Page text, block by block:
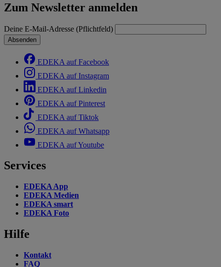
Zum Newsletter anmelden
Deine E-Mail-Adresse (Pflichtfeld)
Absenden
EDEKA auf Facebook
EDEKA auf Instagram
EDEKA auf Linkedin
EDEKA auf Pinterest
EDEKA auf Tiktok
EDEKA auf Whatsapp
EDEKA auf Youtube
Services
EDEKA App
EDEKA Medien
EDEKA smart
EDEKA Foto
Hilfe
Kontakt
FAQ